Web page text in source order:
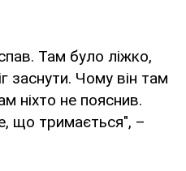
Там було ліжко,
заснути. Чому він там
ніхто не пояснив.
що тримається", –